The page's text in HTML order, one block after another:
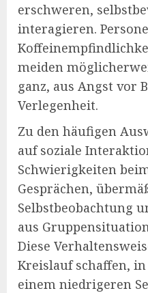
erschweren,
interagieren.
meiden
ganz, aus Angst vor
Verlegenheit.
Zu den häufigen
auf soziale
Schwierigkeiten
Gesprächen,
Selbstbeobachtung
aus
Diese
Kreislauf schaffen,
einem niedrigeren